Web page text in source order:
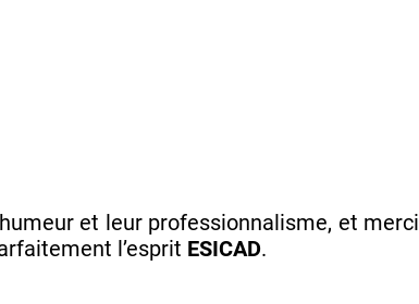
et leur professionnalisme, et merci
l’esprit ESICAD.